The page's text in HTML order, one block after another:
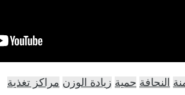
النحافة حمية زيادة الوزن مراكز تغذية